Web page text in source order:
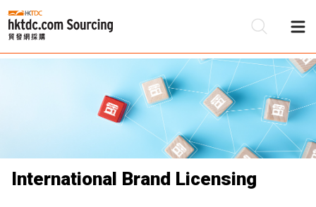
International Brand Licensing